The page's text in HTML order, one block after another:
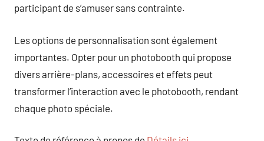
participant de s’amuser sans contrainte.
Les options de personnalisation sont également
importantes. Opter pour un photobooth qui propose
divers arrière-plans, accessoires et effets peut
transformer l’interaction avec le photobooth, rendant
chaque photo spéciale.